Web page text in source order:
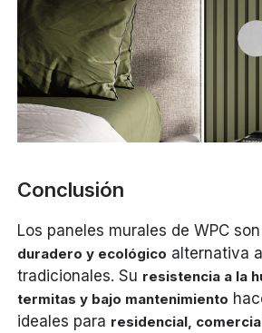
Conclusión
Los paneles murales de WPC
duradero y ecológico alternativa
tradicionales. Su resistencia a la
termitas y bajo mantenimiento
ideales para residencial,